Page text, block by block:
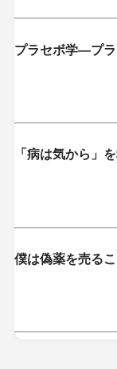
プラセボ学―プ
「病は気から」
僕は偽薬を売る